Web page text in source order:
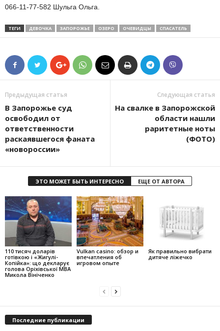
066-11-77-582 Шульга Ольга.
ТЕГИ ДЕВОЧКА ЗАПОРОЖЬЕ ОЗЕРО ОЧЕВИДЦЫ СПАСАТЕЛЬ
Предыдущая статья
В Запорожье суд
освободил от
ответственности
раскаявшегося фаната
«новороссии»
Следующая статья
На свалке в Запорожской
области нашли
раритетные ноты
(ФОТО)
ЭТО МОЖЕТ БЫТЬ ИНТЕРЕСНО ЕЩЕ ОТ АВТОРА
110 тисяч доларів
готівкою і «Жигулі-
Копійка»: що декларує
голова Оріхівської МВА
Микола Вініченко
Vulkan casino: обзор и
впечатления об
игровом опыте
Як правильно вибрати
дитяче ліжечко
Последние публикации